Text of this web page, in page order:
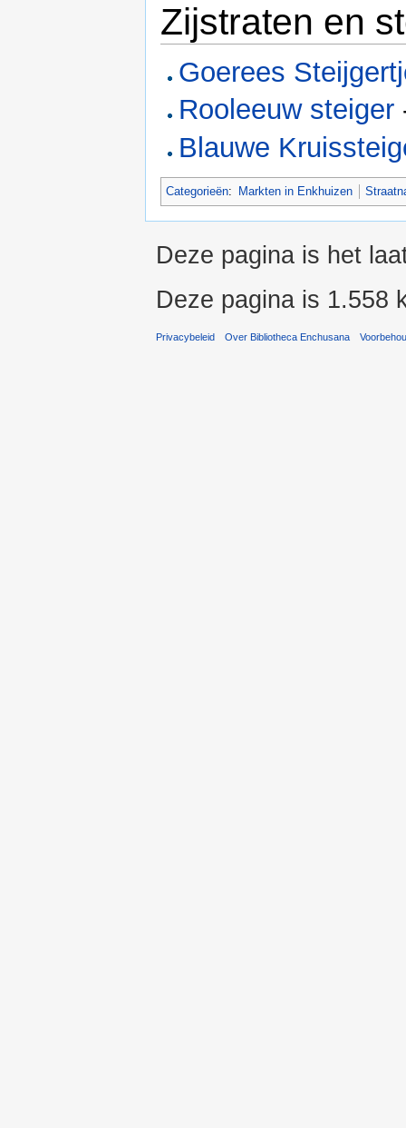
Zijstraten en
Goerees
Rooleeuw steiger
Blauwe
Categorieën: Markten in Enkhuizen
Deze pagina is het
Deze pagina is 1.558
Privacybeleid Over Bibliotheca Enchusana